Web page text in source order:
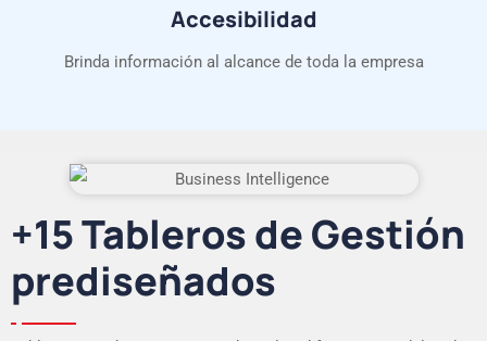
Accesibilidad
Brinda información al alcance de toda la empresa
+15 Tableros de Gestión
prediseñados